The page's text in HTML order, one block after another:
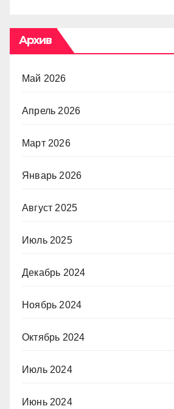
Архив
Май 2026
Апрель 2026
Март 2026
Январь 2026
Август 2025
Июль 2025
Декабрь 2024
Ноябрь 2024
Октябрь 2024
Июль 2024
Июнь 2024